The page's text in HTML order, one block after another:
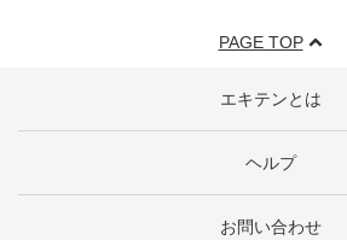
PAGE TOP
エキテンとは
ヘルプ
お問い合わせ